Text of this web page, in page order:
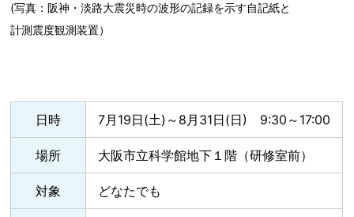
(写真：阪神・淡路大震災時の波形の記録を示す自記紙と
計測震度観測装置）
日時 7月19日(土)～8月31日(日) 9:30～17:00
場所 大阪市立科学館地下１階（研修室前）
対象 どなたでも